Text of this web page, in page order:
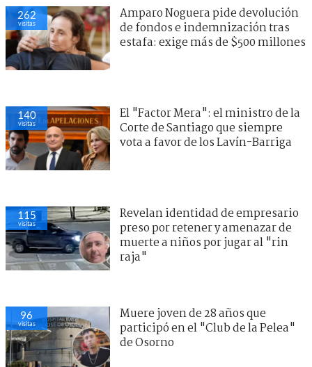
262
visitas
Amparo Noguera pide devolución
de fondos e indemnización tras
estafa: exige más de $500 millones
140
visitas
El "Factor Mera": el ministro de la
Corte de Santiago que siempre
vota a favor de los Lavín-Barriga
115
visitas
Revelan identidad de empresario
preso por retener y amenazar de
muerte a niños por jugar al "rin
raja"
96
visitas
Muere joven de 28 años que
participó en el "Club de la Pelea"
de Osorno